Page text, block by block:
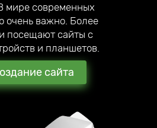
мире современных
очень важно. Более
посещают сайты с
и планшетов.
сайта